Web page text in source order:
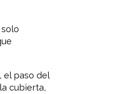
el paso del
cubierta,